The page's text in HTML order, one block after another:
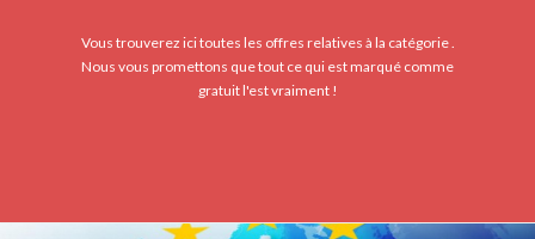
Vous trouverez ici toutes les offres relatives à la catégorie .
Nous vous promettons que tout ce qui est marqué comme
gratuit l'est vraiment !